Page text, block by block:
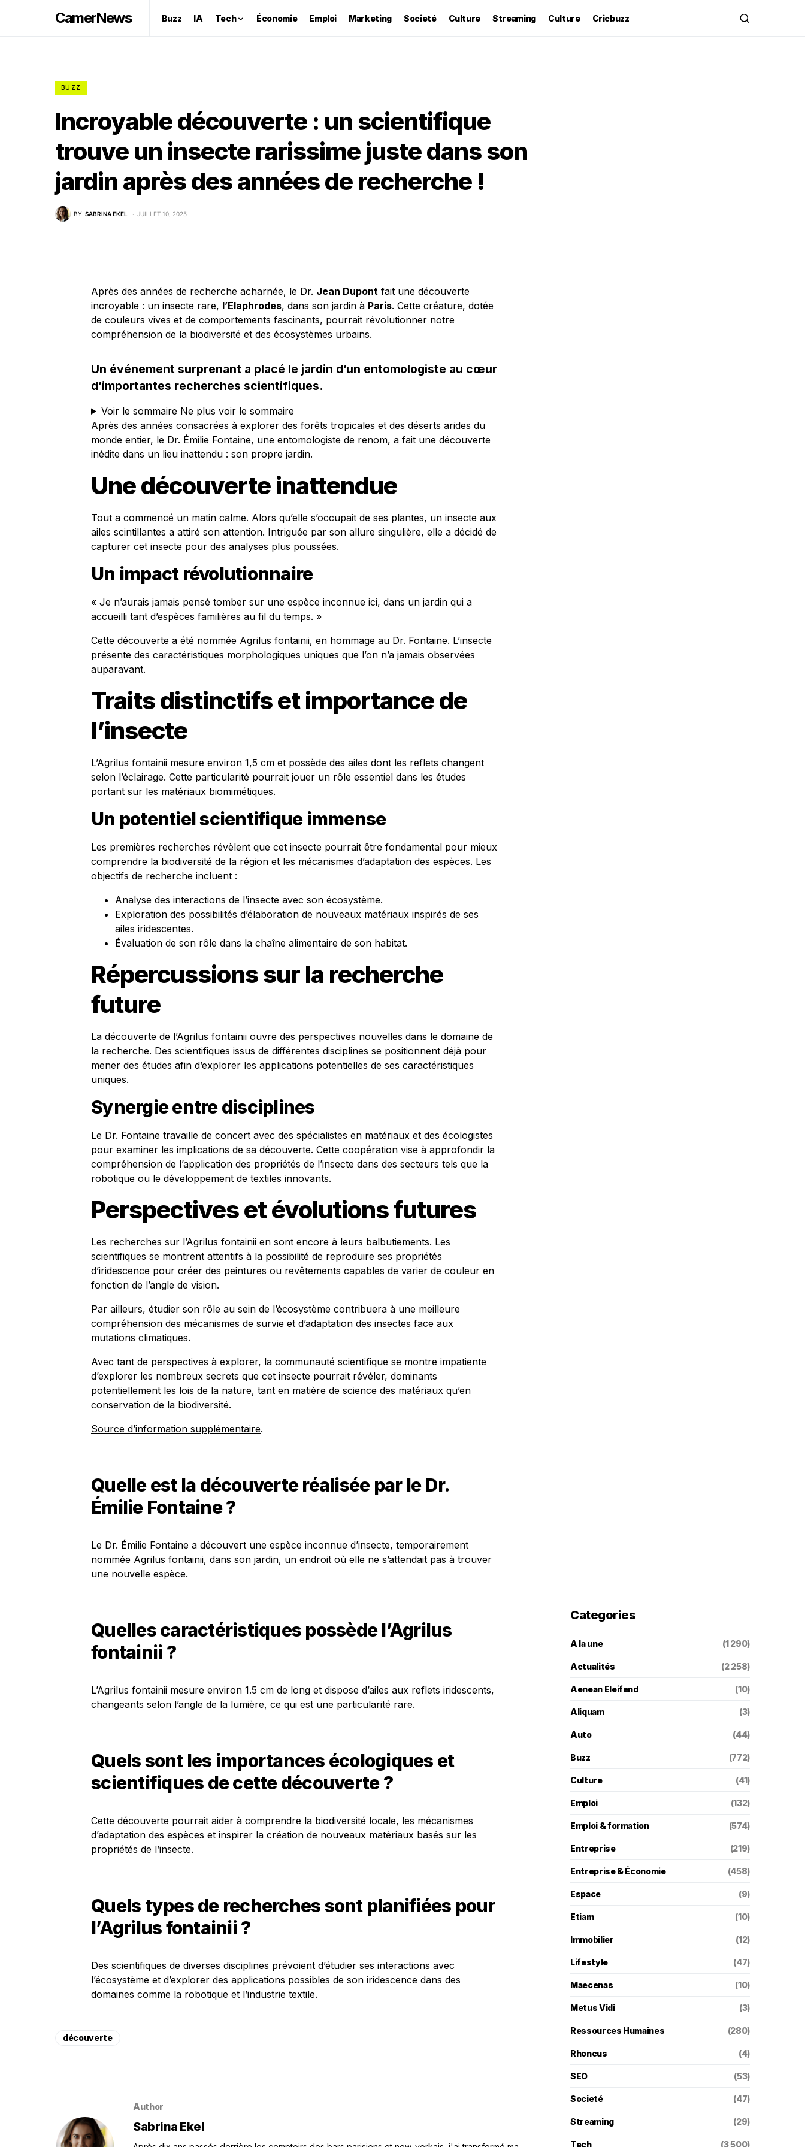
CamerNews Buzz IA Tech Économie Emploi Marketing Societé Culture Streaming Culture Cricbuzz
BUZZ
Incroyable découverte : un scientifique
trouve un insecte rarissime juste dans son
jardin après des années de recherche !
BY SABRINA EKEL JUILLET 10, 2025
Après des années de recherche acharnée, le Dr. Jean Dupont fait une découverte
incroyable : un insecte rare, l’Elaphrodes, dans son jardin à Paris. Cette créature, dotée
de couleurs vives et de comportements fascinants, pourrait révolutionner notre
compréhension de la biodiversité et des écosystèmes urbains.
Un événement surprenant a placé le jardin d’un entomologiste au cœur
d’importantes recherches scientifiques.
Voir le sommaire Ne plus voir le sommaire
Après des années consacrées à explorer des forêts tropicales et des déserts arides du
monde entier, le Dr. Émilie Fontaine, une entomologiste de renom, a fait une découverte
inédite dans un lieu inattendu : son propre jardin.
Une découverte inattendue
Tout a commencé un matin calme. Alors qu’elle s’occupait de ses plantes, un insecte aux
ailes scintillantes a attiré son attention. Intriguée par son allure singulière, elle a décidé de
capturer cet insecte pour des analyses plus poussées.
Un impact révolutionnaire
« Je n’aurais jamais pensé tomber sur une espèce inconnue ici, dans un jardin qui a
accueilli tant d’espèces familières au fil du temps. »
Cette découverte a été nommée Agrilus fontainii, en hommage au Dr. Fontaine. L’insecte
présente des caractéristiques morphologiques uniques que l’on n’a jamais observées
auparavant.
Traits distinctifs et importance de
l’insecte
L’Agrilus fontainii mesure environ 1,5 cm et possède des ailes dont les reflets changent
selon l’éclairage. Cette particularité pourrait jouer un rôle essentiel dans les études
portant sur les matériaux biomimétiques.
Un potentiel scientifique immense
Les premières recherches révèlent que cet insecte pourrait être fondamental pour mieux
comprendre la biodiversité de la région et les mécanismes d’adaptation des espèces. Les
objectifs de recherche incluent :
Analyse des interactions de l’insecte avec son écosystème.
Exploration des possibilités d’élaboration de nouveaux matériaux inspirés de ses
ailes iridescentes.
Évaluation de son rôle dans la chaîne alimentaire de son habitat.
Répercussions sur la recherche
future
La découverte de l’Agrilus fontainii ouvre des perspectives nouvelles dans le domaine de
la recherche. Des scientifiques issus de différentes disciplines se positionnent déjà pour
mener des études afin d’explorer les applications potentielles de ses caractéristiques
uniques.
Synergie entre disciplines
Le Dr. Fontaine travaille de concert avec des spécialistes en matériaux et des écologistes
pour examiner les implications de sa découverte. Cette coopération vise à approfondir la
compréhension de l’application des propriétés de l’insecte dans des secteurs tels que la
robotique ou le développement de textiles innovants.
Perspectives et évolutions futures
Les recherches sur l’Agrilus fontainii en sont encore à leurs balbutiements. Les
scientifiques se montrent attentifs à la possibilité de reproduire ses propriétés
d’iridescence pour créer des peintures ou revêtements capables de varier de couleur en
fonction de l’angle de vision.
Par ailleurs, étudier son rôle au sein de l’écosystème contribuera à une meilleure
compréhension des mécanismes de survie et d’adaptation des insectes face aux
mutations climatiques.
Avec tant de perspectives à explorer, la communauté scientifique se montre impatiente
d’explorer les nombreux secrets que cet insecte pourrait révéler, dominants
potentiellement les lois de la nature, tant en matière de science des matériaux qu’en
conservation de la biodiversité.
Source d’information supplémentaire.
Quelle est la découverte réalisée par le Dr.
Émilie Fontaine ?
Le Dr. Émilie Fontaine a découvert une espèce inconnue d’insecte, temporairement
nommée Agrilus fontainii, dans son jardin, un endroit où elle ne s’attendait pas à trouver
une nouvelle espèce.
Quelles caractéristiques possède l’Agrilus
fontainii ?
L’Agrilus fontainii mesure environ 1.5 cm de long et dispose d’ailes aux reflets iridescents,
changeants selon l’angle de la lumière, ce qui est une particularité rare.
Quels sont les importances écologiques et
scientifiques de cette découverte ?
Cette découverte pourrait aider à comprendre la biodiversité locale, les mécanismes
d’adaptation des espèces et inspirer la création de nouveaux matériaux basés sur les
propriétés de l’insecte.
Quels types de recherches sont planifiées pour
l’Agrilus fontainii ?
Des scientifiques de diverses disciplines prévoient d’étudier ses interactions avec
l’écosystème et d’explorer des applications possibles de son iridescence dans des
domaines comme la robotique et l’industrie textile.
découverte
Author
Sabrina Ekel
Categories
A la une (1 290)
Actualités (2 258)
Aenean Eleifend (10)
Aliquam (3)
Auto (44)
Buzz (772)
Culture (41)
Emploi (132)
Emploi & formation (574)
Entreprise (219)
Entreprise & Économie (458)
Espace (9)
Etiam (10)
Immobilier (12)
Lifestyle (47)
Maecenas (10)
Metus Vidi (3)
Ressources Humaines (280)
Rhoncus (4)
SEO (53)
Societé (47)
Streaming (29)
Tech (3 500)